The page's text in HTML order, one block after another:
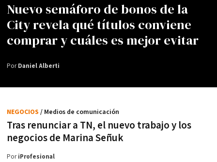
Nuevo semáforo de bonos de la
City revela qué títulos conviene
comprar y cuáles es mejor evitar
PorDaniel Alberti
Tras renunciar a TN, el nuevo trabajo y los
negocios de Marina Señuk
NEGOCIOS / Medios de comunicación
PoriProfesional